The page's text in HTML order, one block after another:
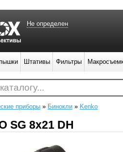
приборы » Бинокли » Kenko
SG 8х21 DH
Не определен
Штативы Фильтры